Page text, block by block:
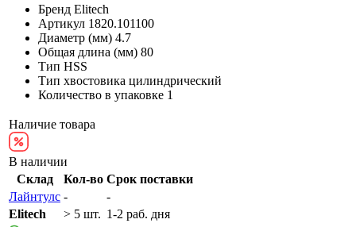
Бренд Elitech
Артикул 1820.101100
Диаметр (мм) 4.7
Общая длина (мм) 80
Тип HSS
Тип хвостовика цилиндрический
Количество в упаковке 1
Наличие товара
В наличии
Склад
Кол-во Срок поставки
Лайнтулс -
-
Elitech
> 5 шт. 1-2 раб. дня